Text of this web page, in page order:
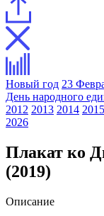
Новый год 23
День народного
2012 2013 2014 2015
2026
Плакат ко
(2019)
Описание